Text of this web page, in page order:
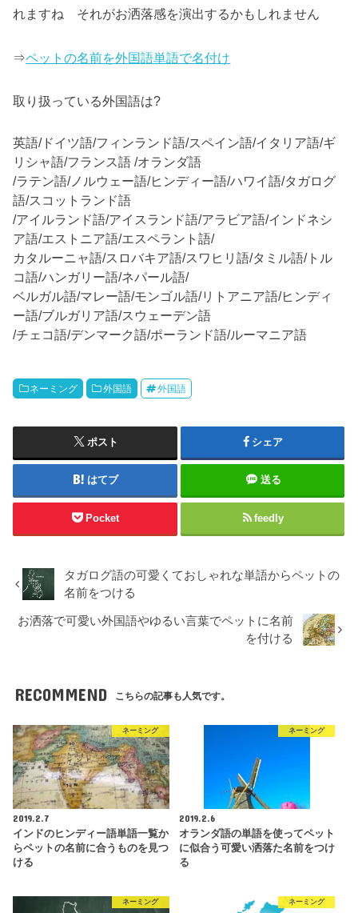
れますね それがお洒落感を演出するかもしれません
⇒ペットの名前を外国語単語で名付け
取り扱っている外国語は?
英語/ドイツ語/フィンランド語/スペイン語/イタリア語/ギ
リシャ語/フランス語 /オランダ語
/ラテン語/ノルウェー語/ヒンディー語/ハワイ語/タガログ
語/スコットランド語
/アイルランド語/アイスランド語/アラビア語/インドネシ
ア語/エストニア語/エスペラント語/
カタルーニャ語/スロバキア語/スワヒリ語/タミル語/トル
コ語/ハンガリー語/ネパール語/
ベルガル語/マレー語/モンゴル語/リトアニア語/ヒンディ
ー語/ブルガリア語/スウェーデン語
/チェコ語/デンマーク語/ポーランド語/ルーマニア語
ネーミング 外国語 外国語
ポスト シェア
はてブ 送る
Pocket feedly
タガログ語の可愛くておしゃれな単語からペットの
名前をつける
お洒落で可愛い外国語やゆるい言葉でペットに名前
を付ける
RECOMMEND こちらの記事も人気です。
ネーミング
2019.2.7
インドのヒンディー語単語一覧か
らペットの名前に合うものを見つ
ける
ネーミング
2019.2.6
オランダ語の単語を使ってペット
に似合う可愛い洒落た名前をつけ
る
ネーミング ネーミング